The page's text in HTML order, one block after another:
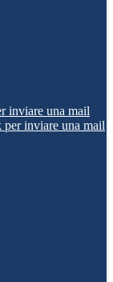
inviare una mail
inviare una mail